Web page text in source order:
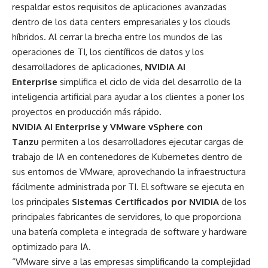
respaldar estos requisitos de aplicaciones avanzadas
dentro de los data centers empresariales y los clouds
híbridos. Al cerrar la brecha entre los mundos de las
operaciones de TI, los científicos de datos y los
desarrolladores de aplicaciones, NVIDIA AI
Enterprise simplifica el ciclo de vida del desarrollo de la
inteligencia artificial para ayudar a los clientes a poner los
proyectos en producción más rápido.
NVIDIA AI Enterprise y VMware vSphere con
Tanzu permiten a los desarrolladores ejecutar cargas de
trabajo de IA en contenedores de Kubernetes dentro de
sus entornos de VMware, aprovechando la infraestructura
fácilmente administrada por TI. El software se ejecuta en
los principales Sistemas Certificados por NVIDIA de los
principales fabricantes de servidores, lo que proporciona
una batería completa e integrada de software y hardware
optimizado para IA.
“VMware sirve a las empresas simplificando la complejidad